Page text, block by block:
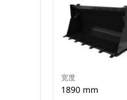
宽度
1890 mm